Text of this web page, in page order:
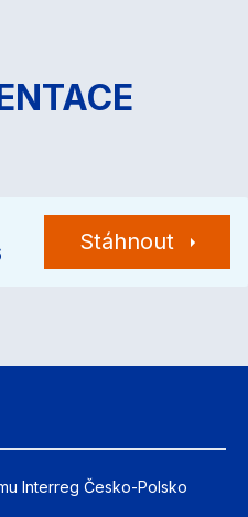
Interreg Česko-Polsko
Stáhnout